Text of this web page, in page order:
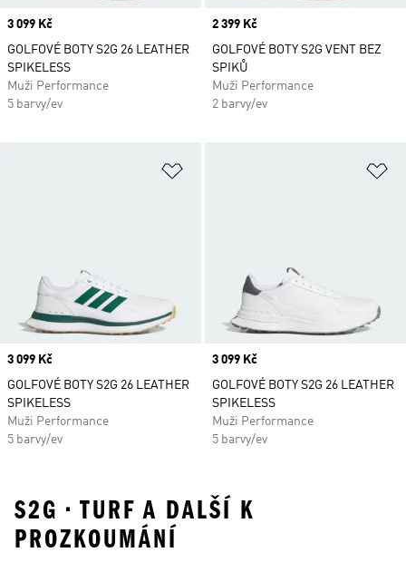
Price
3 099 Kč
GOLFOVÉ BOTY S2G 26 LEATHER
SPIKELESS
Muži Performance
5 barvy/ev
Price
2 399 Kč
GOLFOVÉ BOTY S2G VENT BEZ
SPIKŮ
Muži Performance
2 barvy/ev
Price
3 099 Kč
GOLFOVÉ BOTY S2G 26 LEATHER
SPIKELESS
Muži Performance
5 barvy/ev
Price
3 099 Kč
GOLFOVÉ BOTY S2G 26 LEATHER
SPIKELESS
Muži Performance
5 barvy/ev
S2G • TURF A DALŠÍ K
PROZKOUMÁNÍ